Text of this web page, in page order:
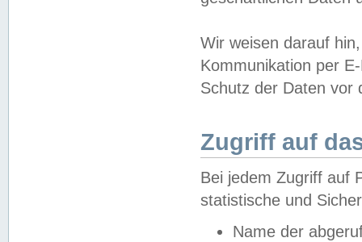
Wir weisen darauf
Kommunikation per
Schutz der Daten vor
Zugriff auf
Bei jedem Zugriff auf
statistische und
Name der